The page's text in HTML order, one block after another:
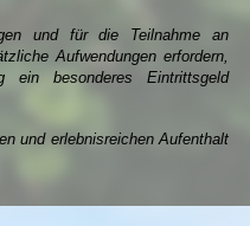
und für die Teilnahme an
Aufwendungen erfordern,
ein besonderes Eintrittsgeld
und erlebnisreichen Aufenthalt